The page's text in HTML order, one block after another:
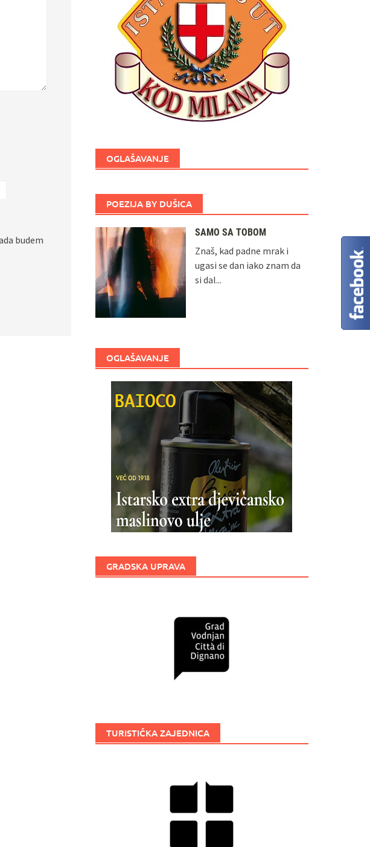
budem
OGLAŠAVANJE
POEZIJA BY DUŠICA
SAMO SA TOBOM
Znaš, kad padne mrak i
ugasi se dan iako znam da
si dal...
OGLAŠAVANJE
GRADSKA UPRAVA
TURISTIČKA ZAJEDNICA